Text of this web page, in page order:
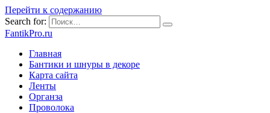
Перейти к содержанию
Search for:
FantikPro.ru
Главная
Бантики и шнуры в декоре
Карта сайта
Ленты
Органза
Проволока